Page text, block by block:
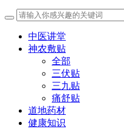
中医讲堂
神农敷贴
全部
三伏贴
三九贴
痛舒贴
道地药材
健康知识